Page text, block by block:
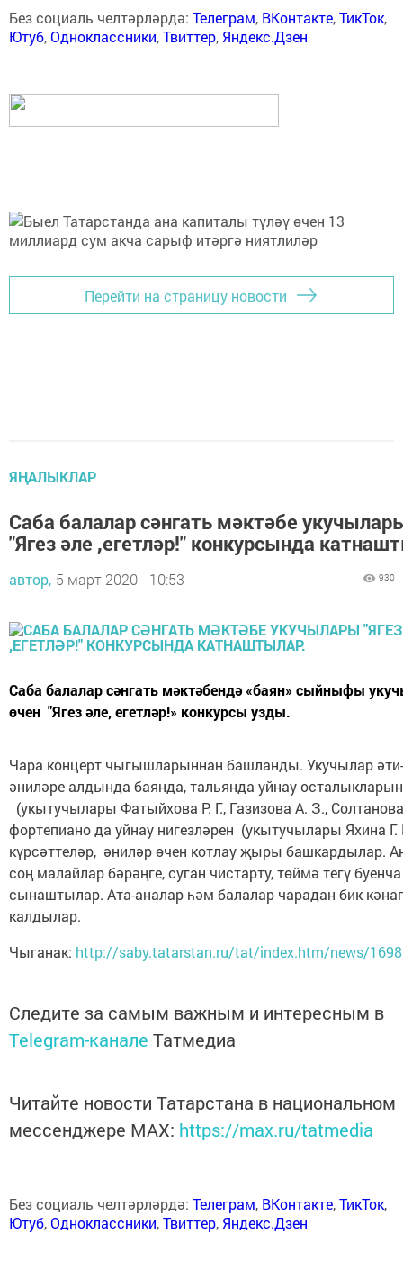
Без социаль челтәрләрдә: Телеграм, ВКонтакте,ТикТок,
Ютуб,Одноклассники,Твиттер, Яндекс.Дзен
Перейти на страницу новости
ЯҢАЛЫКЛАР
Саба балалар сәнгать мәктәбе
"Ягез әле ,егетләр!" конкурсында
автор, 5 март 2020 - 10:53 930
Саба балалар сәнгать мәктәбендә «баян» сыйныфы
өчен "Ягез әле, егетләр!» конкурсы узды.
Чара концерт чыгышларыннан башланды. Укучылар әти-
әниләре алдында баянда, тальянда уйнау осталыкларын
(укытучылары Фатыйхова Р. Г., Газизова А. З.,
фортепиано да уйнау нигезләрен (укытучылары Яхина Г.
күрсәттеләр, әниләр өчен котлау җыры башкардылар.
соң малайлар бәрәңге, суган чистарту, төймә тегү
сынаштылар. Ата-аналар һәм балалар чарадан бик
калдылар.
Чыганак: http://saby.tatarstan.ru/tat/index.htm/news/
Следите за самым важным и интересным в
Telegram-канале Татмедиа
Читайте новости Татарстана в национальном
мессенджере MАХ: https://max.ru/tatmedia
Без социаль челтәрләрдә: Телеграм, ВКонтакте,ТикТок,
Ютуб,Одноклассники,Твиттер, Яндекс.Дзен